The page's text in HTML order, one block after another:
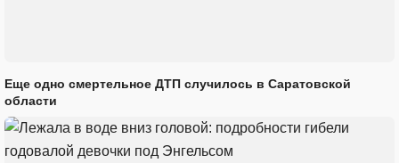
Еще одно смертельное ДТП случилось в Саратовской
области